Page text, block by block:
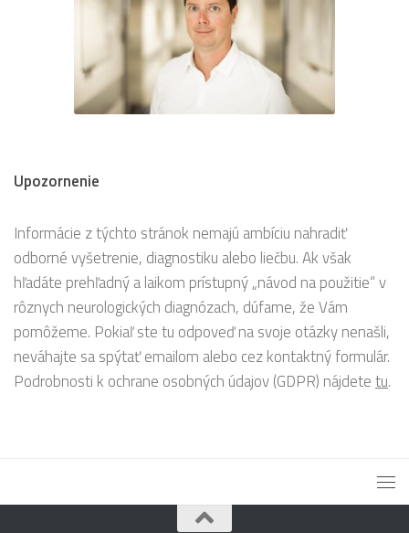
Upozornenie
Informácie z týchto stránok nemajú ambíciu nahradiť
odborné vyšetrenie, diagnostiku alebo liečbu. Ak však
hľadáte prehľadný a laikom prístupný „návod na použitie“ v
rôznych neurologických diagnózach, dúfame, že Vám
pomôžeme. Pokiaľ ste tu odpoveď na svoje otázky nenašli,
neváhajte sa spýtať emailom alebo cez kontaktný formulár.
Podrobnosti k ochrane osobných údajov (GDPR) nájdetetu.